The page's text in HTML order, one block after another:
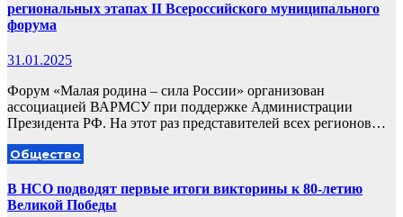
региональных этапах II Всероссийского муниципального
форума
31.01.2025
Форум «Малая родина – сила России» организован
ассоциацией ВАРМСУ при поддержке Администрации
Президента РФ. На этот раз представителей всех регионов…
Общество
В НСО подводят первые итоги викторины к 80-летию
Великой Победы